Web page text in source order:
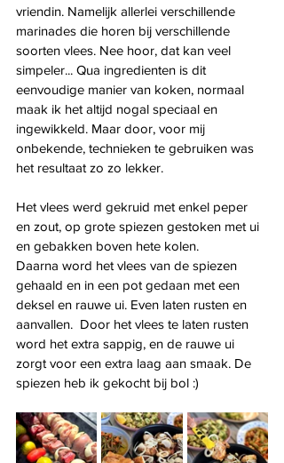
vriendin. Namelijk allerlei verschillende
marinades die horen bij verschillende
soorten vlees. Nee hoor, dat kan veel
simpeler... Qua ingredienten is dit
eenvoudige manier van koken, normaal
maak ik het altijd nogal speciaal en
ingewikkeld. Maar door, voor mij
onbekende, technieken te gebruiken was
het resultaat zo zo lekker.
Het vlees werd gekruid met enkel peper
en zout, op grote spiezen gestoken met ui
en gebakken boven hete kolen.
Daarna word het vlees van de spiezen
gehaald en in een pot gedaan met een
deksel en rauwe ui. Even laten rusten en
aanvallen.  Door het vlees te laten rusten
word het extra sappig, en de rauwe ui
zorgt voor een extra laag aan smaak. De
spiezen heb ik gekocht bij bol :)